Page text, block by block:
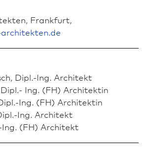
Frank­furt,
Dipl.-Ing. Architekt
Ing. (FH) Architekt­in
Ing. (FH) Architekt­in
Ing. Architekt
Ing. (FH) Architekt